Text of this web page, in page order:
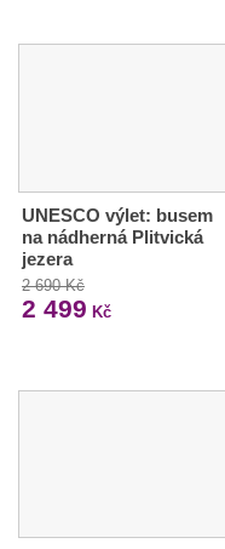
UNESCO výlet: busem
na nádherná Plitvická
jezera
2 690 Kč
2 499 Kč